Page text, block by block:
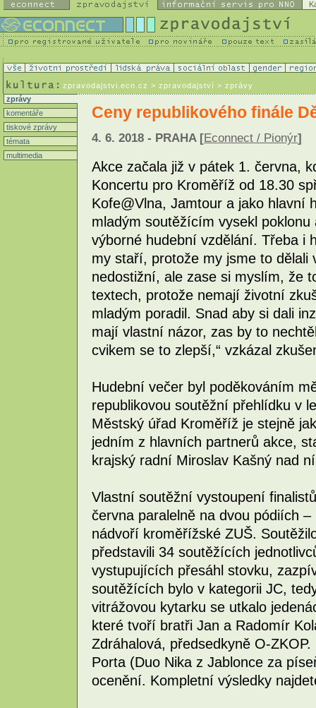
zpravodajstvi.ecn.cz > zpravodajství > zprávy
zprávy
komentáře
tiskové zprávy
témata
multimedia
Ceny republikového finále
4. 6. 2018 - PRAHA [Econnect / Pionýr]
Akce začala již v pátek 1. června,
Koncertu pro Kroměříž od 18.30
Kofe@Vlna, Jamtour a jako hlavní
mladým soutěžícím vysekl
výborné hudební vzdělání. Třeba i
my staří, protože my jsme to dělali
nedostižní, ale zase si myslím, že
textech, protože nemají životní
mladým poradil. Snad aby si dali
mají vlastní názor, zas by to
cvikem se to zlepší,“ vzkázal
Hudební večer byl poděkováním
republikovou soutěžní přehlídku v
Městský úřad Kroměříž je stejně
jedním z hlavních partnerů akce,
krajský radní Miroslav Kašný nad
Vlastní soutěžní vystoupení
června paralelně na dvou pódiích
nádvoří kroměřížské ZUŠ.
představili 34 soutěžících
vystupujících přesáhl stovku,
soutěžících bylo v kategorii JC,
vitrážovou kytarku se utkalo
které tvoří bratři Jan a Radomír
Zdráhalová, předsedkyně O-
Porta (Duo Nika z Jablonce za
ocenění. Kompletní výsledky